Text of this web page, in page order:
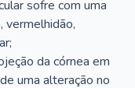
sofre com uma
vermelhidão,
da córnea em
uma alteração no